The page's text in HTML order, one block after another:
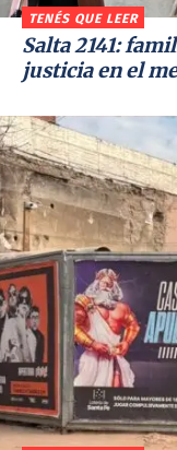
TENÉS QUE LEER
Salta 2141:
justicia en el